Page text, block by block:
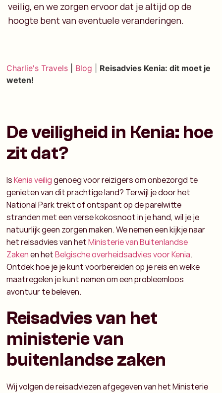
veilig, en we zorgen ervoor dat je altijd op de
hoogte bent van eventuele veranderingen.
Charlie's Travels Blog
Reisadvies Kenia: dit moet je
weten!
De veiligheid in Kenia: hoe
zit dat?
IsKenia veiliggenoeg voor reizigers om onbezorgd te
genieten van dit prachtige land? Terwijl je door het
National Park trekt of ontspant op de parelwitte
stranden met een verse kokosnoot in je hand, wil je je
natuurlijk geen zorgen maken. We nemen een kijkje naar
het reisadvies van hetMinisterie van Buitenlandse
Zakenen hetBelgische overheidsadvies voor Kenia.
Ontdek hoe je je kunt voorbereiden op je reis en welke
maatregelen je kunt nemen om een probleemloos
avontuur te beleven.
Reisadvies van het
ministerie van
buitenlandse zaken
Wij volgen de reisadviezen afgegeven van het Ministerie